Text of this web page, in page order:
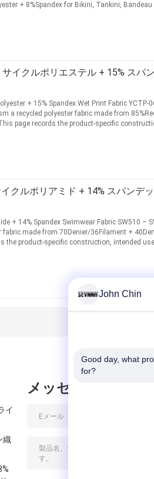
+ 8%Spandex for Bikini, Tankini,
サイクルポリエステル + 15% スパ
+ 15% Spandex Wet Print Fabric YCTP-
a recycled polyester fabric made from
page records the product-specific
クルポリアミド + 14% スパンデ
+ 14% Spandex Swimwear Fabric SW510 –
fabric made from 70Denier/36Filament +
the product-specific construction, intended
イ
織
メッセージ
John Chin
Good day, what
for?